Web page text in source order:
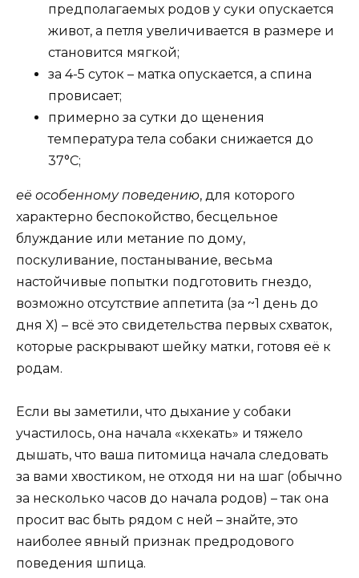
предполагаемых родов у суки опускается
живот, а петля увеличивается в размере и
становится мягкой;
за 4-5 суток – матка опускается, а спина
провисает;
примерно за сутки до щенения
температура тела собаки снижается до
37°С;
её особенному поведению, для которого
характерно беспокойство, бесцельное
блуждание или метание по дому,
поскуливание, постанывание, весьма
настойчивые попытки подготовить гнездо,
возможно отсутствие аппетита (за ~1 день до
дня Х) – всё это свидетельства первых схваток,
которые раскрывают шейку матки, готовя её к
родам.
Если вы заметили, что дыхание у собаки
участилось, она начала «кхекать» и тяжело
дышать, что ваша питомица начала следовать
за вами хвостиком, не отходя ни на шаг (обычно
за несколько часов до начала родов) – так она
просит вас быть рядом с ней – знайте, это
наиболее явный признак предродового
поведения шпица.